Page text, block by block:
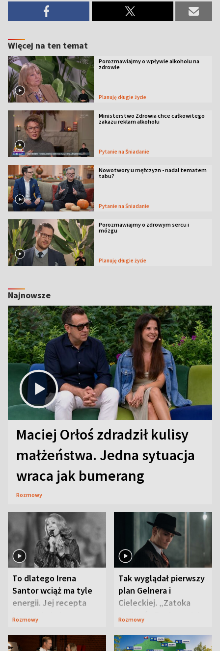
Więcej na ten temat
Porozmawiajmy o wpływie alkoholu na
zdrowie
Planuję długie życie
Ministerstwo Zdrowia chce całkowitego
zakazu reklam alkoholu
Pytanie na Śniadanie
Nowotwory u mężczyzn - nadal tematem
tabu?
Pytanie na Śniadanie
Porozmawiajmy o zdrowym sercu i
mózgu
Planuję długie życie
Najnowsze
Maciej Orłoś zdradził kulisy
małżeństwa. Jedna sytuacja
wraca jak bumerang
Rozmowy
To dlatego Irena
Santor wciąż ma tyle
energii. Jej recepta
jest zaskakująco
Rozmowy
Tak wyglądał pierwszy
plan Gelnera i
Cieleckiej. „Zatoka
szpiegów” od razu ich
Rozmowy